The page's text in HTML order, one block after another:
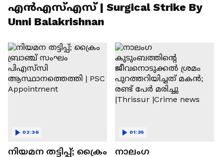
എന്‍എസ്എസ് | Surgical Strike By
Unni Balakrishnan
നിയമന തട്ടിപ്പ്; ക്രൈം
02:36
നാലം​ഗ
01:35